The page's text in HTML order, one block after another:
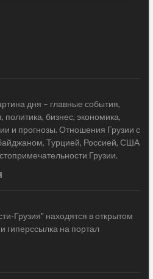
дня – главные события,
бизнес, экономика,
и прогнозы. Отношения Грузии с
Турцией, Россией, США
Грузии.
Грузия" находятся в открытом
гиперссылка на портал